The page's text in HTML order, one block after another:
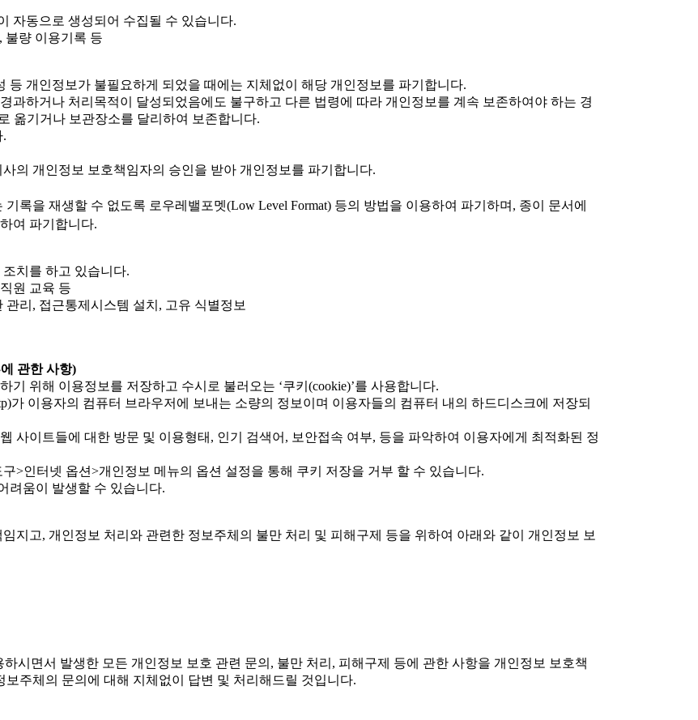
자동으로 생성되어 수집될 수 있습니다.
불량 이용기록 등
개인정보가 불필요하게 되었을 때에는 지체없이 해당 개인정보를 파기합니다.
하거나 처리목적이 달성되었음에도 불구하고 다른 법령에 따라 개인정보를 계속 보존하여야 하는 경
옮기거나 보관장소를 달리하여 보존합니다.
.
의 개인정보 보호책임자의 승인을 받아 개인정보를 파기합니다.
록을 재생할 수 없도록 로우레밸포멧(Low Level Format) 등의 방법을 이용하여 파기하며, 종이 문서에
여 파기합니다.
치를 하고 있습니다.
원 교육 등
리, 접근통제시스템 설치, 고유 식별정보
관한 사항)
위해 이용정보를 저장하고 수시로 불러오는 ‘쿠키(cookie)’를 사용합니다.
이용자의 컴퓨터 브라우저에 보내는 소량의 정보이며 이용자들의 컴퓨터 내의 하드디스크에 저장되
사이트들에 대한 방문 및 이용형태, 인기 검색어, 보안접속 여부, 등을 파악하여 이용자에게 최적화된 정
>인터넷 옵션>개인정보 메뉴의 옵션 설정을 통해 쿠키 저장을 거부 할 수 있습니다.
려움이 발생할 수 있습니다.
지고, 개인정보 처리와 관련한 정보주체의 불만 처리 및 피해구제 등을 위하여 아래와 같이 개인정보 보
시면서 발생한 모든 개인정보 보호 관련 문의, 불만 처리, 피해구제 등에 관한 사항을 개인정보 보호책
주체의 문의에 대해 지체없이 답변 및 처리해드릴 것입니다.